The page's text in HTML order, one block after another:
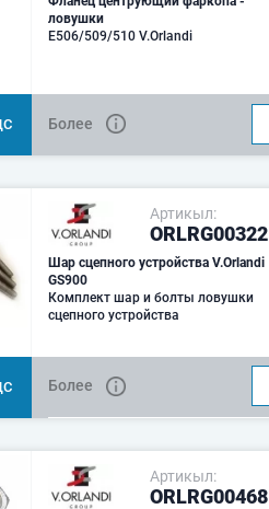
ловушки
E506/509/510 V.Orlandi
Более
Артикыл:
ORLRG00322
Шар сцепного устройства V.Orlandi
GS900
Комплект шар и болты ловушки
сцепного устройства
Более
Артикыл:
ORLRG00468